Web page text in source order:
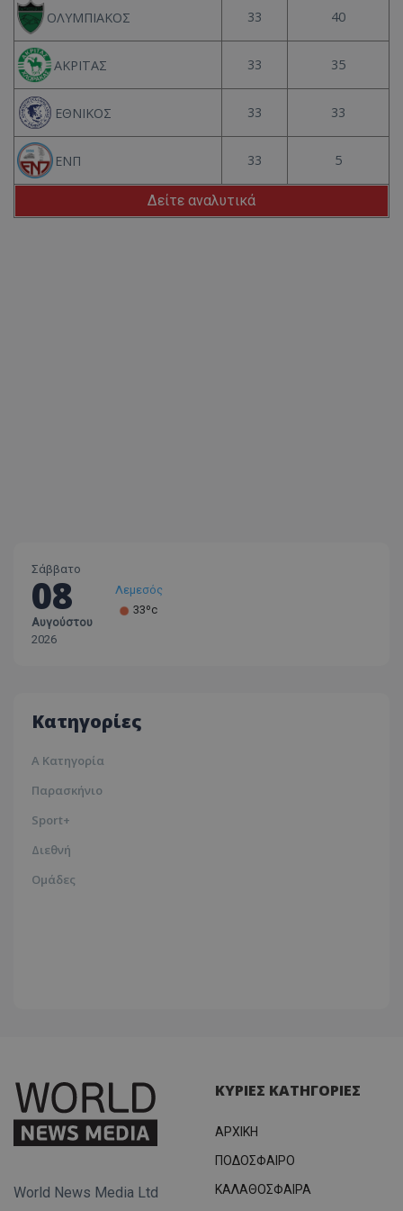
Σάββατο
08
Αυγούστου
2026
Λεμεσός
33ºc
Κατηγορίες
Α Κατηγορία
Παρασκήνιο
Sport+
Διεθνή
Ομάδες
ΟΛΥΜΠΙΑΚΟΣ 33 40
ΑΚΡΙΤΑΣ 33 35
ΕΘΝΙΚΟΣ 33 33
ΕΝΠ 33 5
Δείτε αναλυτικά
World News Media Ltd
ΚΥΡΙΕΣ ΚΑΤΗΓΟΡΙΕΣ
ΑΡΧΙΚΗ
ΠΟΔΟΣΦΑΙΡΟ
ΚΑΛΑΘΟΣΦΑΙΡΑ